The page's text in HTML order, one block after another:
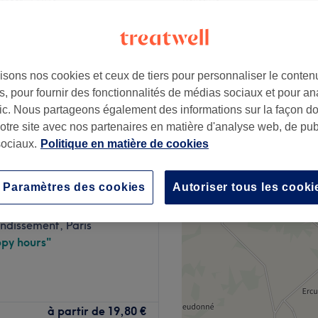
à partir de 16,20 €
Économisez jusqu'à 10%
barbier qui se trouve en
seulement quelques pas
Number One
101 avis
Paris
hours"
à partir de 19,80 €
nos cookies et ceux de tiers pour personnaliser le
pour fournir des fonctionnalités de médias sociaux et pour
Nous partageons également des informations sur la façon
site avec nos partenaires en matière d'analyse web, de
Politique en matière de cookies
Autoriser tous les
Paramètres des cookies